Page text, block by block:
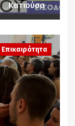
Κατιούσα
Επικαιρότητα